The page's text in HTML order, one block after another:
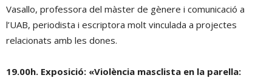
Vasallo, professora del màster de gènere i comunicació a
l’UAB, periodista i escriptora molt vinculada a projectes
relacionats amb les dones.
19.00h. Exposició: «Violència masclista en la parella: